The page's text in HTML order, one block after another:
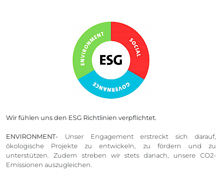
Wir fühlen uns den ESG Richtlinien verpflichtet.
ENVIRONMENT- Unser Engagement erstreckt sich darauf,
ökologische Projekte zu entwickeln, zu fördern und zu
unterstützen. Zudem streben wir stets danach, unsere CO2-
Emissionen auszugleichen.